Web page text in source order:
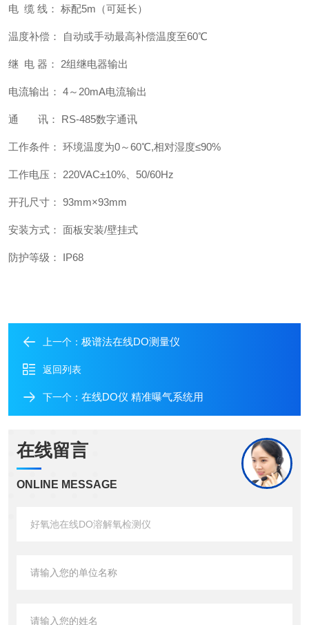
电 缆 线： 标配5m（可延长）
温度补偿： 自动或手动最高补偿温度至60℃
继 电 器： 2组继电器输出
电流输出： 4～20mA电流输出
通 讯： RS-485数字通讯
工作条件： 环境温度为0～60℃,相对湿度≤90%
工作电压： 220VAC±10%、50/60Hz
开孔尺寸： 93mm×93mm
安装方式： 面板安装/壁挂式
防护等级： IP68
上一个： ​​极谱法在线DO测量仪
返回列表
下一个： 在线DO仪 精准曝气系统用
在线留言
ONLINE MESSAGE